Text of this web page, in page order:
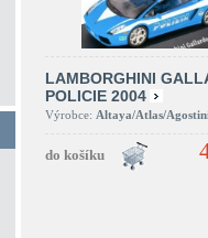
LAMBORGHINI
POLICIE 2004
Výrobce: Altaya/Atlas/